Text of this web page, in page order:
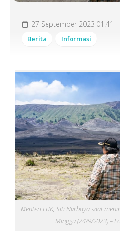
27 September 2023 01:41
Berita Informasi
Menteri LHK, Siti Nurbaya saat
Minggu (24/9/2023) –